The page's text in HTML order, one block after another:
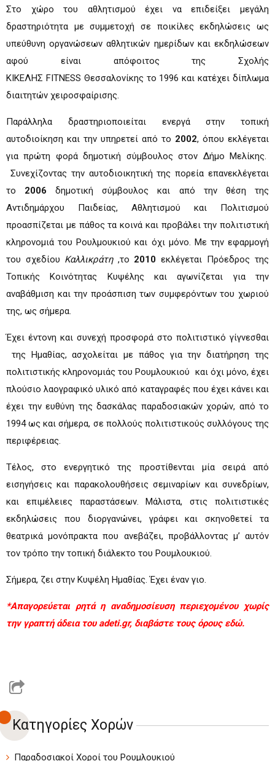
Στο χώρο του αθλητισμού έχει να επιδείξει μεγάλη
δραστηριότητα με συμμετοχή σε ποικίλες εκδηλώσεις ως
υπεύθυνη οργανώσεων αθλητικών ημερίδων και εκδηλώσεων
αφού είναι απόφοιτος της Σχολής
ΚΙΚΕΛΗΣ FITNESS Θεσσαλονίκης το 1996 και κατέχει δίπλωμα
διαιτητών χειροσφαίρισης.
Παράλληλα δραστηριοποιείται ενεργά στην τοπική
αυτοδιοίκηση και την υπηρετεί από το 2002, όπου εκλέγεται
για πρώτη φορά δημοτική σύμβουλος στον Δήμο Μελίκης.
Συνεχίζοντας την αυτοδιοικητική της πορεία επανεκλέγεται
το 2006 δημοτική σύμβουλος και από την θέση της
Αντιδημάρχου Παιδείας, Αθλητισμού και Πολιτισμού
προασπίζεται με πάθος τα κοινά και προβάλει την πολιτιστική
κληρονομιά του Ρουλμουκιού και όχι μόνο. Με την εφαρμογή
του σχεδίου Καλλικράτη ,το 2010 εκλέγεται Πρόεδρος της
Τοπικής Κοινότητας Κυψέλης και αγωνίζεται για την
αναβάθμιση και την προάσπιση των συμφερόντων του χωριού
της, ως σήμερα.
Έχει έντονη και συνεχή προσφορά στο πολιτιστικό γίγνεσθαι
της Ημαθίας, ασχολείται με πάθος για την διατήρηση της
πολιτιστικής κληρονομιάς του Ρουμλουκιού και όχι μόνο, έχει
πλούσιο λαογραφικό υλικό από καταγραφές που έχει κάνει και
έχει την ευθύνη της δασκάλας παραδοσιακών χορών, από το
1994 ως και σήμερα, σε πολλούς πολιτιστικούς συλλόγους της
περιφέρειας.
Τέλος, στο ενεργητικό της προστίθενται μία σειρά από
εισηγήσεις και παρακολουθήσεις σεμιναρίων και συνεδρίων,
και επιμέλειες παραστάσεων. Μάλιστα, στις πολιτιστικές
εκδηλώσεις που διοργανώνει, γράφει και σκηνοθετεί τα
θεατρικά μονόπρακτα που ανεβάζει, προβάλλοντας μ’ αυτόν
τον τρόπο την τοπική διάλεκτο του Ρουμλουκιού.
Σήμερα, ζει στην Κυψέλη Ημαθίας. Έχει έναν γιο.
*Απαγορεύεται ρητά η αναδημοσίευση περιεχομένου χωρίς
την γραπτή άδεια του adeti.gr, διαβάστε τους όρους εδώ.
Κατηγορίες Χορών
Παραδοσιακοί Χοροί του Ρουμλουκιού